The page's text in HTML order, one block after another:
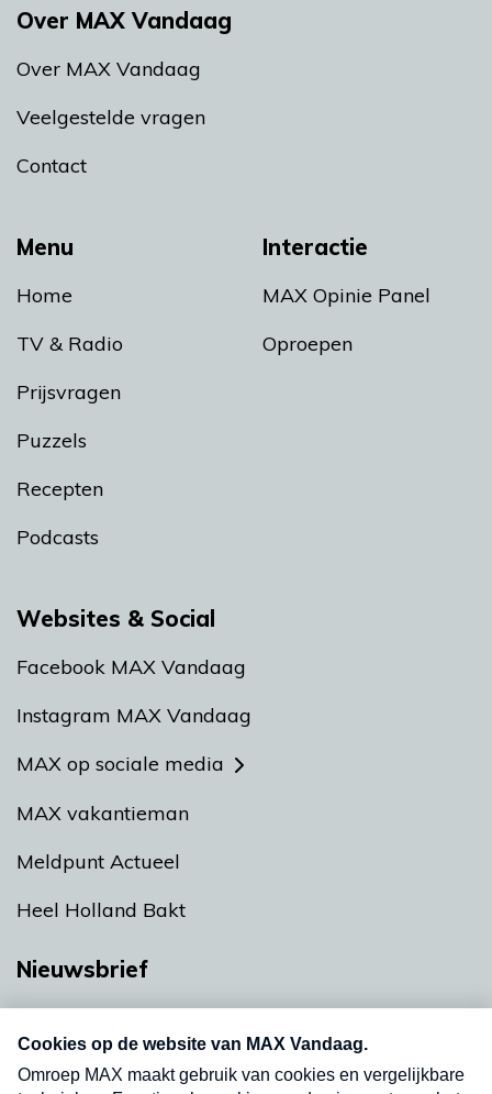
Menu
Home
TV & Radio
Prijsvragen
Puzzels
Recepten
Podcasts
Interactie
MAX Opinie Panel
Oproepen
Over MAX Vandaag
Over MAX Vandaag
Veelgestelde vragen
Contact
Websites & Social
Facebook MAX Vandaag
Instagram MAX Vandaag
MAX op sociale media
MAX vakantieman
Meldpunt Actueel
Heel Holland Bakt
Nieuwsbrief
nieuwsbrief. Elke vrijdag- en dinsdagochtend in
uw mailbox.